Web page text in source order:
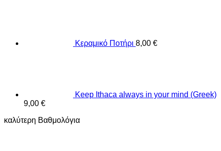
Κεραμικό Ποτήρι 8,00 €
Keep Ithaca always in your mind (Greek)
9,00 €
καλύτερη Βαθμολόγια